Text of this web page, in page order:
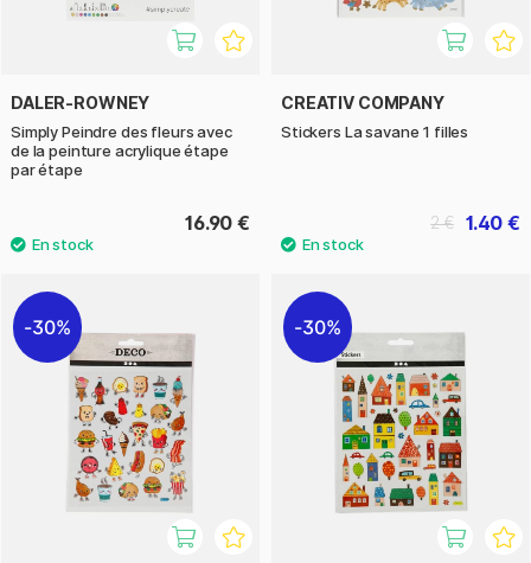
DALER-ROWNEY
Simply Peindre des fleurs avec
de la peinture acrylique étape
par étape
16.90 €
CREATIV COMPANY
Stickers La savane 1 filles
1.40 €
2 €
30% 30%